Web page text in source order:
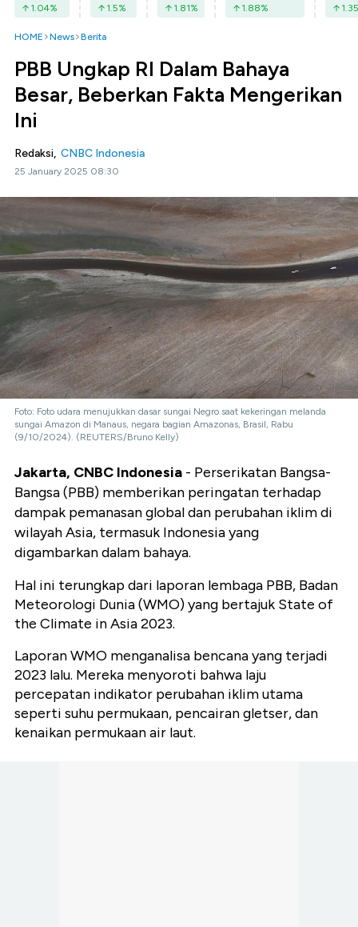
1.04% 1.5% 1.81% 1.88% 1.35
HOME News Berita
PBB Ungkap RI Dalam Bahaya
Besar, Beberkan Fakta Mengerikan
Ini
Redaksi, CNBC Indonesia
25 January 2025 08:30
Foto: Foto udara menujukkan dasar sungai Negro saat kekeringan melanda
sungai Amazon di Manaus, negara bagian Amazonas, Brasil, Rabu
(9/10/2024). (REUTERS/Bruno Kelly)
Jakarta, CNBC Indonesia - Perserikatan Bangsa-
Bangsa (PBB) memberikan peringatan terhadap
dampak pemanasan global dan perubahan iklim di
wilayah Asia, termasuk Indonesia yang
digambarkan dalam bahaya.
Hal ini terungkap dari laporan lembaga PBB, Badan
Meteorologi Dunia (WMO) yang bertajuk State of
the Climate in Asia 2023.
Laporan WMO menganalisa bencana yang terjadi
2023 lalu. Mereka menyoroti bahwa laju
percepatan indikator perubahan iklim utama
seperti suhu permukaan, pencairan gletser, dan
kenaikan permukaan air laut.